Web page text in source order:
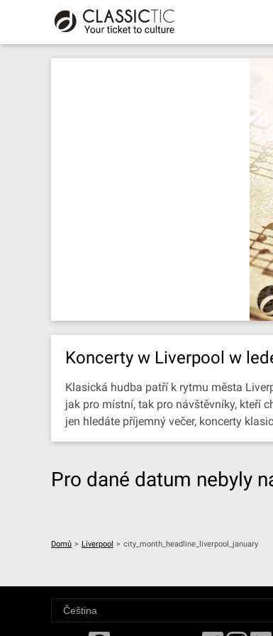
Koncerty w Liverpool w
Klasická hudba patří k rytmu města
jak pro místní, tak pro návštěvníky, kteří
jen hledáte příjemný večer, koncerty
Pro dané datum nebyly
Domů > Liverpool > city_month_headline_liverpool_january